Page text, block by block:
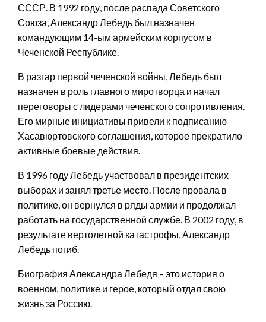
СССР. В 1992 году, после распада Советского
Союза, Александр Лебедь был назначен
командующим 14-ым армейским корпусом в
Чеченской Республике.
В разгар первой чеченской войны, Лебедь был
назначен в роль главного миротворца и начал
переговоры с лидерами чеченского сопротивления.
Его мирные инициативы привели к подписанию
Хасавюртовского соглашения, которое прекратило
активные боевые действия.
В 1996 году Лебедь участвовал в президентских
выборах и занял третье место. После провала в
политике, он вернулся в ряды армии и продолжал
работать на государственной службе. В 2002 году, в
результате вертолетной катастрофы, Александр
Лебедь погиб.
Биография Александра Лебедя – это история о
военном, политике и герое, который отдал свою
жизнь за Россию.